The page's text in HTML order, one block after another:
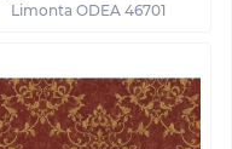
Limonta ODEA 46701